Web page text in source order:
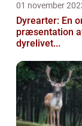
01 november
Dyrearter: En
præsentation
dyrelivet...